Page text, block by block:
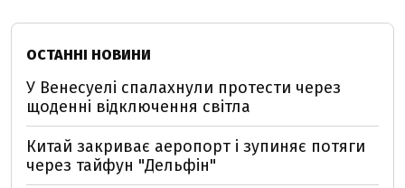
ОСТАННІ НОВИНИ
У Венесуелі спалахнули протести через
щоденні відключення світла
Китай закриває аеропорт і зупиняє потяги
через тайфун "Дельфін"